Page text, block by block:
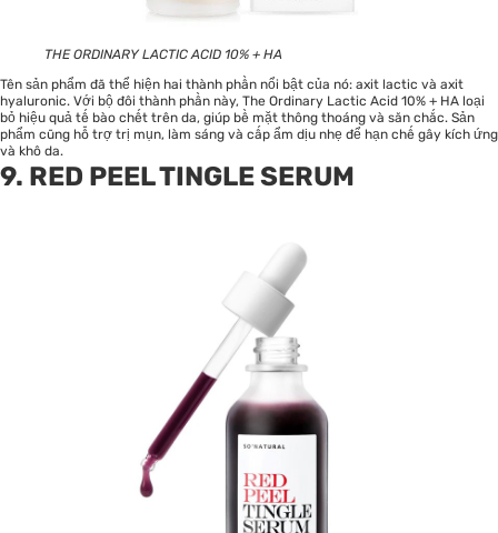
THE ORDINARY LACTIC ACID 10% + HA
Tên sản phẩm đã thể hiện hai thành phần nổi bật của nó: axit lactic và axit
hyaluronic. Với bộ đôi thành phần này, The Ordinary Lactic Acid 10% + HA loại
bỏ hiệu quả tế bào chết trên da, giúp bề mặt thông thoáng và săn chắc. Sản
phẩm cũng hỗ trợ trị mụn, làm sáng và cấp ẩm dịu nhẹ để hạn chế gây kích ứng
và khô da.
9. RED PEEL TINGLE SERUM